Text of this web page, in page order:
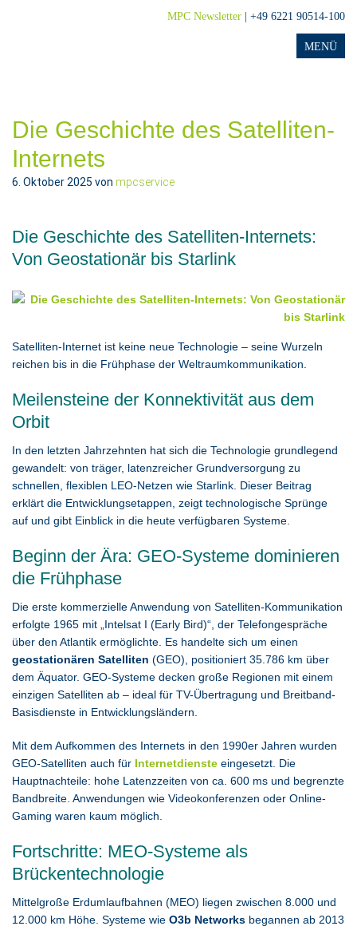
MPC Newsletter | +49 6221 90514-100
Die Geschichte des Satelliten-
Internets
6. Oktober 2025 von mpcservice
Die Geschichte des Satelliten-Internets:
Von Geostationär bis Starlink
Satelliten-Internet ist keine neue Technologie – seine Wurzeln
reichen bis in die Frühphase der Weltraumkommunikation.
Meilensteine der Konnektivität aus dem
Orbit
In den letzten Jahrzehnten hat sich die Technologie grundlegend
gewandelt: von träger, latenzreicher Grundversorgung zu
schnellen, flexiblen LEO-Netzen wie Starlink. Dieser Beitrag
erklärt die Entwicklungsetappen, zeigt technologische Sprünge
auf und gibt Einblick in die heute verfügbaren Systeme.
Beginn der Ära: GEO-Systeme dominieren
die Frühphase
Die erste kommerzielle Anwendung von Satelliten-Kommunikation
erfolgte 1965 mit „Intelsat I (Early Bird)“, der Telefongespräche
über den Atlantik ermöglichte. Es handelte sich um einen
geostationären Satelliten (GEO), positioniert 35.786 km über
dem Äquator. GEO-Systeme decken große Regionen mit einem
einzigen Satelliten ab – ideal für TV-Übertragung und Breitband-
Basisdienste in Entwicklungsländern.
Mit dem Aufkommen des Internets in den 1990er Jahren wurden
GEO-Satelliten auch für Internetdienste eingesetzt. Die
Hauptnachteile: hohe Latenzzeiten von ca. 600 ms und begrenzte
Bandbreite. Anwendungen wie Videokonferenzen oder Online-
Gaming waren kaum möglich.
Fortschritte: MEO-Systeme als
Brückentechnologie
Mittelgroße Erdumlaufbahnen (MEO) liegen zwischen 8.000 und
12.000 km Höhe. Systeme wie O3b Networks begannen ab 2013